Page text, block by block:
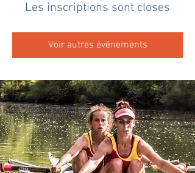
Les inscriptions sont closes
Voir autres événements